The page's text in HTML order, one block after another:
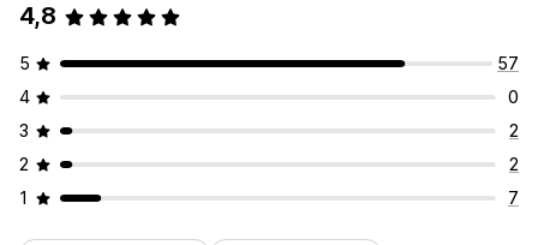
4,8
5
57
4
0
3
2
2
2
1
7